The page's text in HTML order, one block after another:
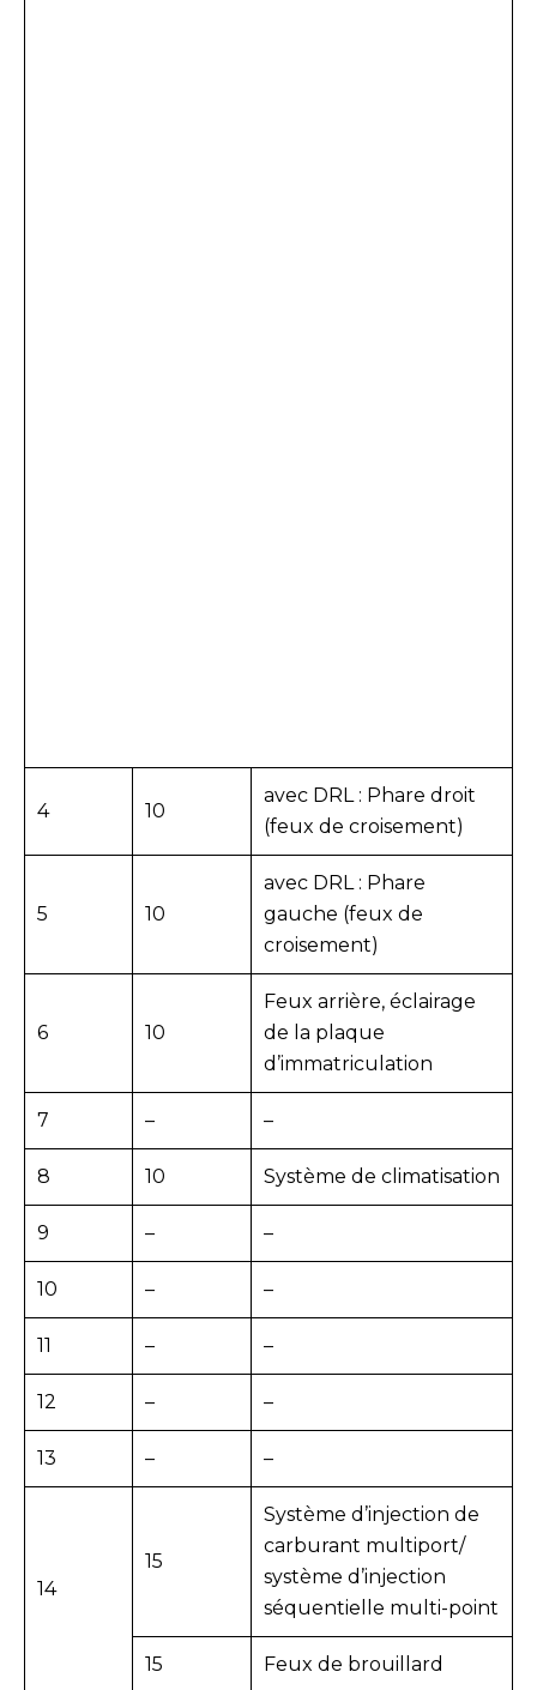
4 10
avec DRL : Phare droit
(feux de croisement)
5 10
avec DRL : Phare
gauche (feux de
croisement)
6 10
Feux arrière, éclairage
de la plaque
d’immatriculation
7 – –
8 10 Système de climatisation
9 – –
10 – –
11 – –
12 – –
13 – –
14
15
Système d’injection de
carburant multiport/
système d’injection
séquentielle multi-point
15 Feux de brouillard